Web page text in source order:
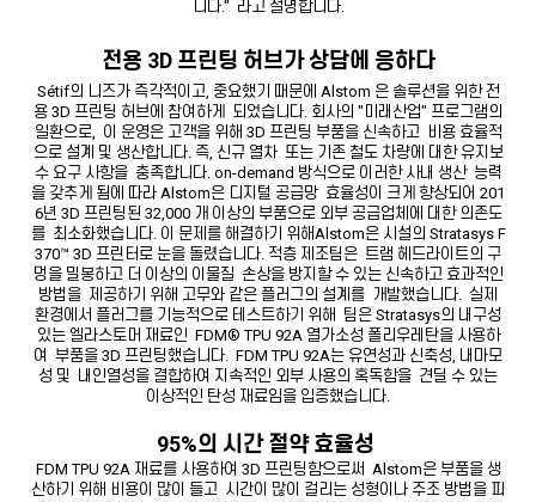
니다." 라고 설명합니다.
전용 3D 프린팅 허브가 상담에 응하다
Sétif의 니즈가 즉각적이고, 중요했기 때문에 Alstom 은 솔루션을 위한 전
용 3D 프린팅 허브에 참여하게 되었습니다. 회사의 "미래산업" 프로그램의
일환으로, 이 운영은 고객을 위해 3D 프린팅 부품을 신속하고 비용 효율적
으로 설계 및 생산합니다. 즉, 신규 열차 또는 기존 철도 차량에 대한 유지보
수 요구 사항을 충족합니다. on-demand 방식으로 이러한 사내 생산 능력
을 갖추게 됨에 따라 Alstom은 디지털 공급망 효율성이 크게 향상되어 201
6년 3D 프린팅된 32,000 개 이상의 부품으로 외부 공급업체에 대한 의존도
를 최소화했습니다. 이 문제를 해결하기 위해Alstom은 시설의 Stratasys F
370™ 3D 프린터로 눈을 돌렸습니다. 적층 제조팀은 트램 헤드라이트의 구
멍을 밀봉하고 더 이상의 이물질 손상을 방지할 수 있는 신속하고 효과적인
방법을 제공하기 위해 고무와 같은 플러그의 설계를 개발했습니다. 실제
환경에서 플러그를 기능적으로 테스트하기 위해 팀은 Stratasys의 내구성
있는 엘라스토머 재료인 FDM® TPU 92A 열가소성 폴리우레탄을 사용하
여 부품을 3D 프린팅했습니다. FDM TPU 92A는 유연성과 신축성, 내마모
성 및 내인열성을 결합하여 지속적인 외부 사용의 혹독함을 견딜 수 있는
이상적인 탄성 재료임을 입증했습니다.
95%의 시간 절약 효율성
FDM TPU 92A 재료를 사용하여 3D 프린팅함으로써 Alstom은 부품을 생
산하기 위해 비용이 많이 들고 시간이 많이 걸리는 성형이나 주조 방법을 피